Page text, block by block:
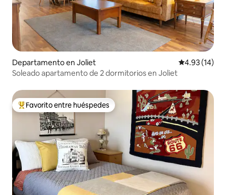
Departamento en Joliet Calificación
4.93 (14)
Soleado apartamento de 2 dormitorios en Joliet
De los mejores en Favorito entre huéspedes
Favorito entre huéspedes